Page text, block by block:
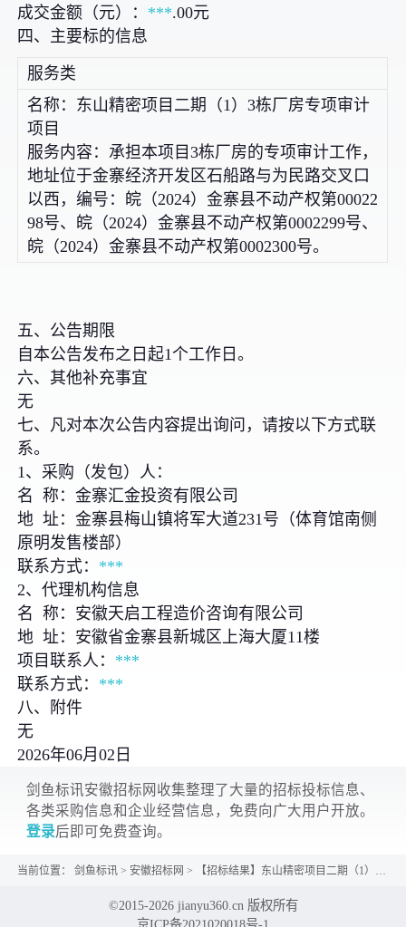
成交金额（元）： ***.00元
四、主要标的信息
服务类
名称：东山精密项目二期（1）3栋厂房专项审计
项目
服务内容：承担本项目3栋厂房的专项审计工作，
地址位于金寨经济开发区石船路与为民路交叉口
以西，编号：皖（2024）金寨县不动产权第00022
98号、皖（2024）金寨县不动产权第0002299号、
皖（2024）金寨县不动产权第0002300号。
五、公告期限
自本公告发布之日起1个工作日。
六、其他补充事宜
无
七、凡对本次公告内容提出询问，请按以下方式联
系。
1、采购（发包）人：
名 称：金寨汇金投资有限公司
地 址：金寨县梅山镇将军大道231号（体育馆南侧
原明发售楼部）
联系方式： ***
2、代理机构信息
名 称：安徽天启工程造价咨询有限公司
地 址：安徽省金寨县新城区上海大厦11楼
项目联系人： ***
联系方式： ***
八、附件
无
2026年06月02日
剑鱼标讯安徽招标网收集整理了大量的招标投标信息、
各类采购信息和企业经营信息，免费向广大用户开放。
登录后即可免费查询。
当前位置： 剑鱼标讯 > 安徽招标网 > 【招标结果】东山精密项目二期（1）3栋厂房专项审计项目成交结果公告
©2015-2026 jianyu360.cn 版权所有